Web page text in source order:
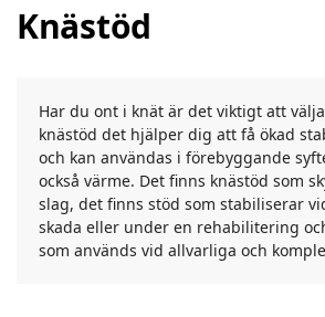
Knästöd
Har du ont i knät är det viktigt att
knästöd det hjälper dig att få ökad
och kan användas i förebyggande
också värme. Det finns knästöd som
slag, det finns stöd som stabiliserar
skada eller under en rehabilitering
som används vid allvarliga och